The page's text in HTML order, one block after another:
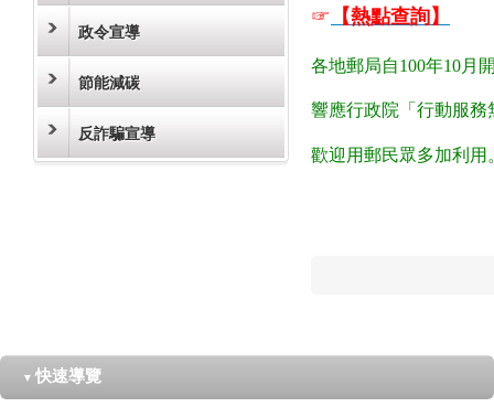
政令宣導
節能減碳
反詐騙宣導
☞ 【熱點查詢】
各地郵局自100年10月
響應行政院「行動服
歡迎用郵民眾多加利用
▼ 快速導覽